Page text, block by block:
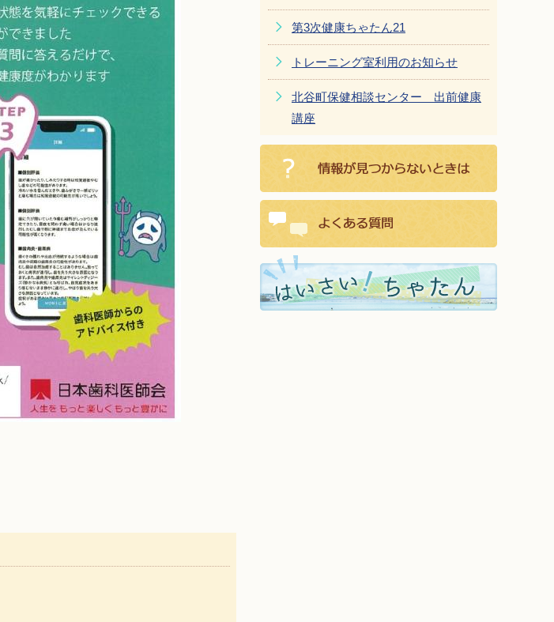
第3次健康ちゃたん21
トレーニング室利用のお知らせ
北谷町保健相談センター 出前健康
講座